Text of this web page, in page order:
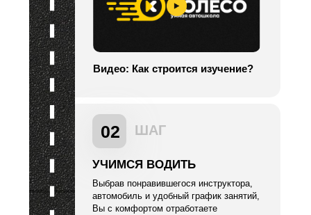
Выбрав понравившегося инструктора,
автомобиль и удобный график занятий,
Вы с комфортом отработаете
УЧИМСЯ ВОДИТЬ
ШАГ
Видео: Как строится изучение?
02